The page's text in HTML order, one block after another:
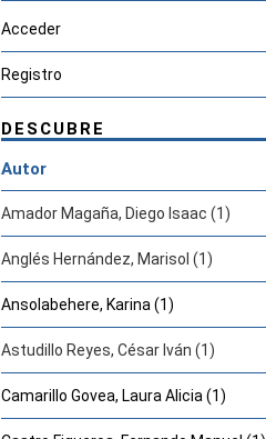
Acceder
Registro
DESCUBRE
Autor
Amador Magaña, Diego Isaac (1)
Anglés Hernández, Marisol (1)
Ansolabehere, Karina (1)
Astudillo Reyes, César Iván (1)
Camarillo Govea, Laura Alicia (1)